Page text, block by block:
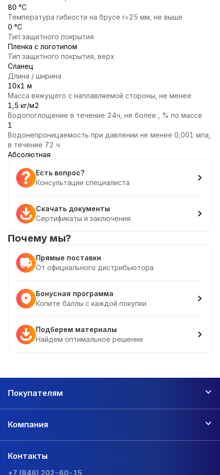
80 °С
Температура гибкости на брусе r=25 мм, не выше
0 °С
Тип защитного покрытия
Пленка с логотипом
Тип защитного покрытия, верх
Сланец
Длина / ширина
10х1 м
Масса вяжущего с наплавляемой стороны, не менее
1,5 кг/м2
Водопоглощение в течение 24ч, не более , % по массе
1
Водонепроницаемость при давлении не менее 0,001 мпа,
в течение 72 ч
Абсолютная
Есть вопрос?
Консультации специалиста
Скачать документы
Сертификаты и заключения
Почему мы?
Прямые поставки
От официального дистрибьютора
Бонусная программа
Копите баллы с каждой покупки
Подберем материалы
Найдем оптимальное решение
Покупателям
Компания
Контакты
+7 (846) 202-60-15